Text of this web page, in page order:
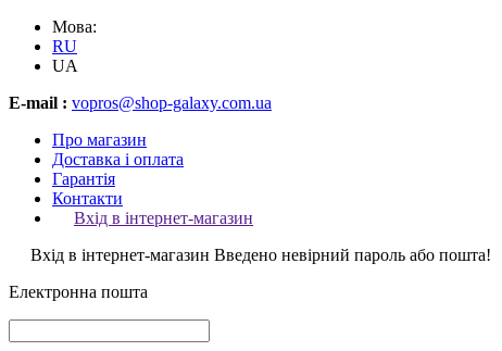
Мова:
RU
UA
E-mail : vopros@shop-galaxy.com.ua
Про магазин
Доставка і оплата
Гарантія
Контакти
Вхід в інтернет-магазин
Вхід в інтернет-магазин Введено невірний пароль або пошта!
Електронна пошта